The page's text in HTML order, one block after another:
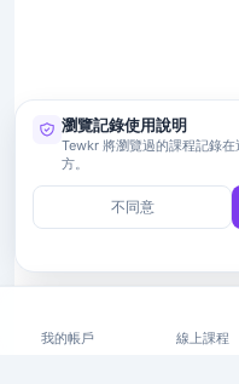
我的帳戶 線上課程
瀏覽記錄使用說明
Tewkr 將瀏覽過的課程記錄
方。
不同意